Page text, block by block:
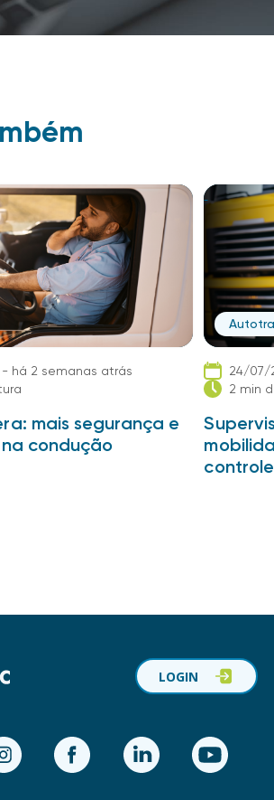
há 2 semanas atrás
mais segurança e
condução
24/07/
2 min
Facebook LinkedIn YouTube
LOGIN